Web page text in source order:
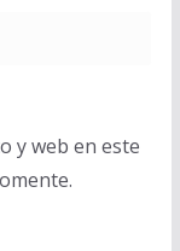
y web en este